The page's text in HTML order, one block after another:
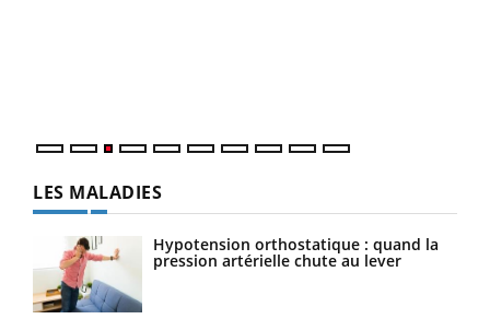
LES MALADIES
Hypotension orthostatique : quand la
pression artérielle chute au lever